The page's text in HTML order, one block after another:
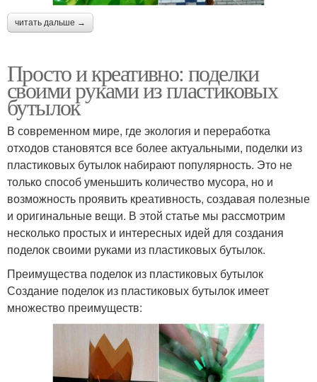
читать дальше →
Просто и креативно: поделки
своими руками из пластиковых
бутылок
В современном мире, где экология и переработка
отходов становятся все более актуальными, поделки из
пластиковых бутылок набирают популярность. Это не
только способ уменьшить количество мусора, но и
возможность проявить креативность, создавая полезные
и оригинальные вещи. В этой статье мы рассмотрим
несколько простых и интересных идей для создания
поделок своими руками из пластиковых бутылок.
Преимущества поделок из пластиковых бутылок
Создание поделок из пластиковых бутылок имеет
множество преимуществ: